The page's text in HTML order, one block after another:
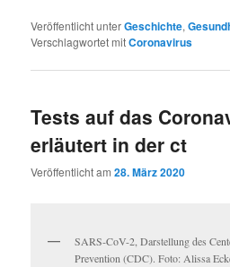
Veröffentlicht unterGeschichte,
Verschlagwortet mitCoronavirus
Tests auf das
erläutert in der ct
Veröffentlicht am28. März 2020
SARS-CoV-2, Darstellung des
Prevention (CDC). Foto: Alissa